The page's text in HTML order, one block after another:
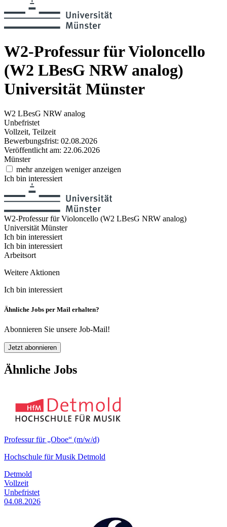
W2-Professur für Violoncello
(W2 LBesG NRW analog)
Universität Münster
W2 LBesG NRW analog
Unbefristet
Vollzeit, Teilzeit
Bewerbungsfrist: 02.08.2026
Veröffentlicht am: 22.06.2026
Münster
mehr anzeigen weniger anzeigen
Ich bin interessiert
W2-Professur für Violoncello (W2 LBesG NRW analog)
Universität Münster
Ich bin interessiert
Ich bin interessiert
Arbeitsort
Weitere Aktionen
Ich bin interessiert
Ähnliche Jobs per Mail erhalten?
Abonnieren Sie unsere Job-Mail!
Jetzt abonnieren
Ähnliche Jobs
Professur für „Oboe“ (m/w/d)
Hochschule für Musik Detmold
Detmold
Vollzeit
Unbefristet
04.08.2026